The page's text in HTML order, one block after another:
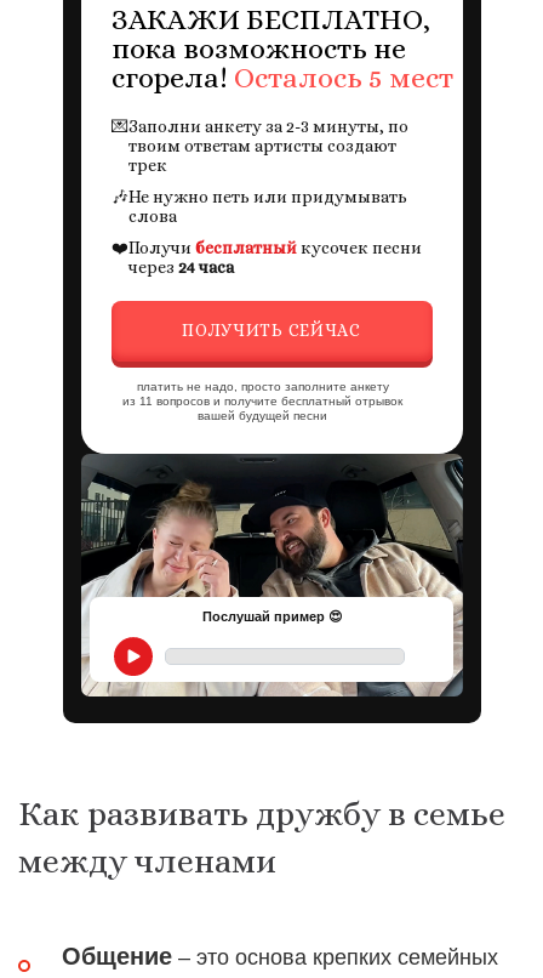
Послушай пример 😍
ЗАКАЖИ БЕСПЛАТНО,
пока возможность не
сгорела! Осталось 5 мест
💌Заполни анкету за 2-3 минуты, по
твоим ответам артисты создают
трек
🎶Не нужно петь или придумывать
слова
❤️Получи бесплатныйкусочек песни
через 24 часа
ПОЛУЧИТЬ СЕЙЧАС
платить не надо, просто заполните анкету
из 11 вопросов и получите бесплатный отрывок
вашей будущей песни
Как развивать дружбу в семье
между членами
Общение – это основа крепких семейных